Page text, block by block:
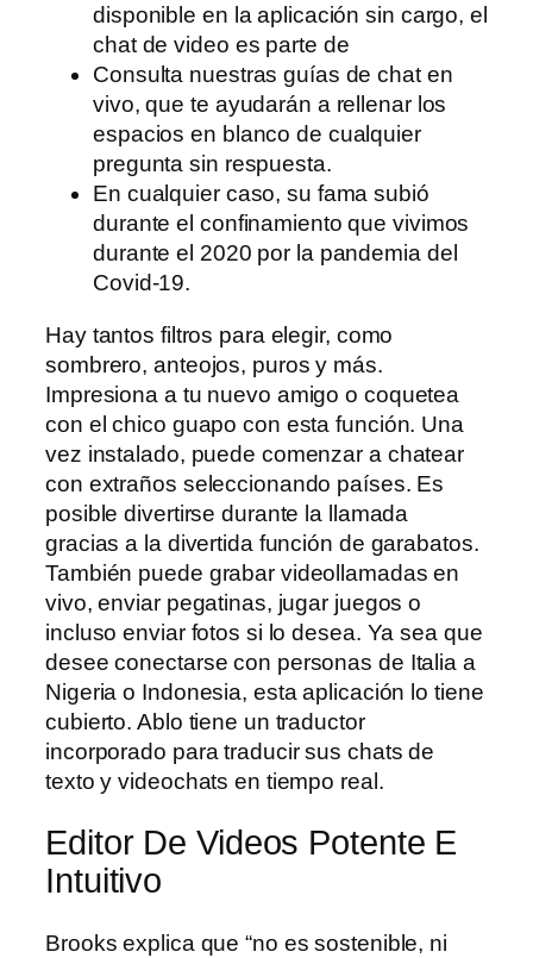
disponible en la aplicación sin cargo, el
chat de video es parte de
Consulta nuestras guías de chat en
vivo, que te ayudarán a rellenar los
espacios en blanco de cualquier
pregunta sin respuesta.
En cualquier caso, su fama subió
durante el confinamiento que vivimos
durante el 2020 por la pandemia del
Covid-19.
Hay tantos filtros para elegir, como
sombrero, anteojos, puros y más.
Impresiona a tu nuevo amigo o coquetea
con el chico guapo con esta función. Una
vez instalado, puede comenzar a chatear
con extraños seleccionando países. Es
posible divertirse durante la llamada
gracias a la divertida función de garabatos.
También puede grabar videollamadas en
vivo, enviar pegatinas, jugar juegos o
incluso enviar fotos si lo desea. Ya sea que
desee conectarse con personas de Italia a
Nigeria o Indonesia, esta aplicación lo tiene
cubierto. Ablo tiene un traductor
incorporado para traducir sus chats de
texto y videochats en tiempo real.
Editor De Videos Potente E
Intuitivo
Brooks explica que “no es sostenible, ni